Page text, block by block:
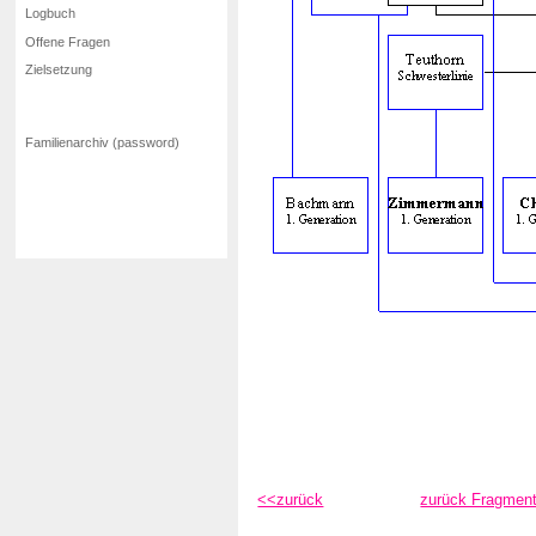
Logbuch
Offene Fragen
Zielsetzung
Familienarchiv (password)
<<zurück zurück